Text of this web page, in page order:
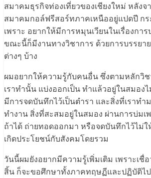
สมาคมธุรกิจท่องเที่ยวของเชียงใหม่ หลัง
สมาคมกอล์ฟรีสอร์ทภาคเหนืออยู่แปดปี ก
เพราะ อยากให้มีการหมุนเวียนในเรื่องกา
ขณะนี้ก็มีงานทางวิชาการ ด้วยการบรรยา
ต่างๆ บ้าง
ผมอยากให้ความรู้กับคนอื่น ซึ่งตามหลักวิ
เราทำนั้น แบ่งออกเป็น ทำแล้วอยู่ในสมอง
มีการจดบันทึกไว้เป็นตำรา และสิ่งที่เราท
ทำงาน สิ่งที่สะสมอยู่ในสมอง ผ่านการบ่มเ
ถ้าได้ ถ่ายทอดออกมา หรือจดบันทึกไว้ไม่
เกิดประโยชน์กับสังคมโดยรวม
วันนี้ผมยังอยากมีความรู้เพิ่มเติม เพราะเชื่
สิ้น ก็จะขอศึกษาทั้งภาคทฤษฏีและปฏิบัติไป